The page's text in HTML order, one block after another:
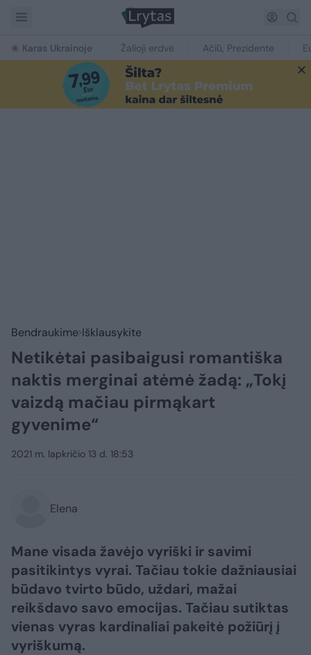
Karas Ukrainoje Žalioji erdvė Ačiū, Prezidente
Bendraukime Išklausykite
Netikėtai pasibaigusi romantiška
naktis merginai atėmė žadą: „Tokį
vaizdą mačiau pirmąkart
gyvenime“
2021 m. lapkričio 13 d. 18:53
Elena
Mane visada žavėjo vyriški ir savimi
pasitikintys vyrai. Tačiau tokie dažniausiai
būdavo tvirto būdo, uždari, mažai
reikšdavo savo emocijas. Tačiau sutiktas
vienas vyras kardinaliai pakeitė požiūrį į
vyriškumą.